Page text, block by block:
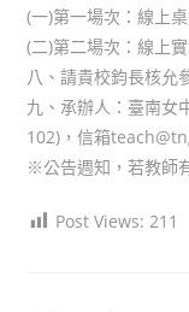
(一)第一場次：線上
(二)第二場次：線上
八、請貴校鈞長核允
九、承辦人：臺南女
102)，信箱
※公告週知，若教師
Post Views: 211